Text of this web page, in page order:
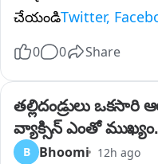
చేయండిTwitter,
0 0 Share
తల్లిదండ్రులు ఒకసారి
వ్యాక్సిన్ ఎంతో
B Bhoomi 12h ago